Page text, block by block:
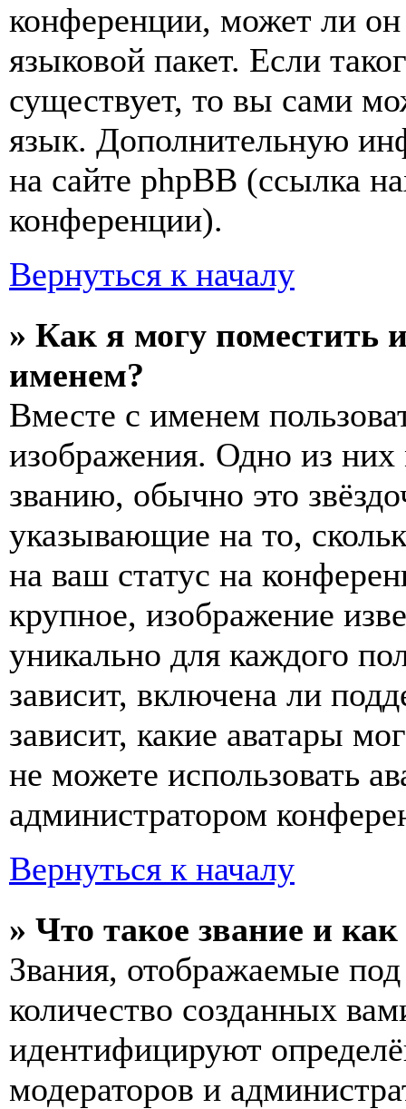
конференции, может ли
языковой пакет. Если
существует, то вы сами
язык. Дополнительную
на сайте phpBB (ссылка
конференции).
Вернуться к началу
» Как я могу поместить
именем?
Вместе с именем
изображения. Одно из
званию, обычно это
указывающие на то,
на ваш статус на
крупное, изображение
уникально для каждого
зависит, включена ли
зависит, какие аватары
не можете использовать
администратором
Вернуться к началу
» Что такое звание и
Звания, отображаемые
количество созданных
идентифицируют
модераторов и